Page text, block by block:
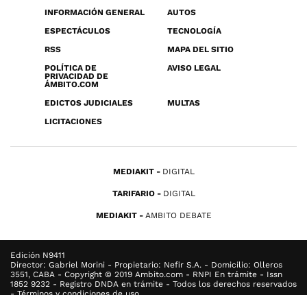
INFORMACIÓN GENERAL
AUTOS
ESPECTÁCULOS
TECNOLOGÍA
RSS
MAPA DEL SITIO
POLÍTICA DE
PRIVACIDAD DE
ÁMBITO.COM
AVISO LEGAL
EDICTOS JUDICIALES
MULTAS
LICITACIONES
MEDIAKIT DIGITAL
TARIFARIO DIGITAL
MEDIAKIT AMBITO DEBATE
Edición N9411
Director: Gabriel Morini - Propietario: Nefir S.A. - Domicilio: Olleros
3551, CABA - Copyright © 2019 Ambito.com - RNPI En trámite - Issn
1852 9232 - Registro DNDA en trámite - Todos los derechos reservados